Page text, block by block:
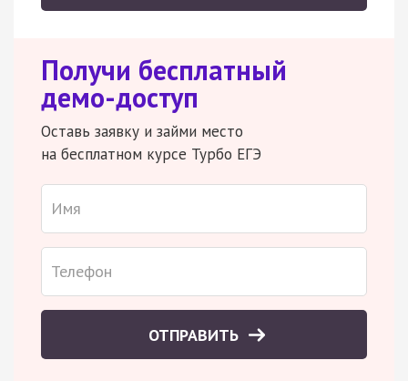
Получи бесплатный
демо-доступ
Оставь заявку и займи место
на бесплатном курсе Турбо ЕГЭ
ОТПРАВИТЬ